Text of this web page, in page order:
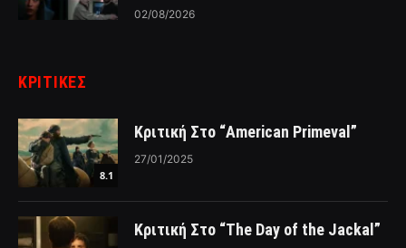
02/08/2026
ΚΡΙΤΙΚΈΣ
8.1
Κριτική Στο “American Primeval”
27/01/2025
Κριτική Στο “The Day of the Jackal”